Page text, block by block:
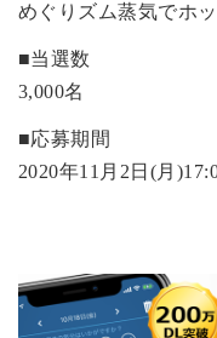
めぐりズム蒸気でホ
■当選数
3,000名
■応募期間
2020年11月2日(月